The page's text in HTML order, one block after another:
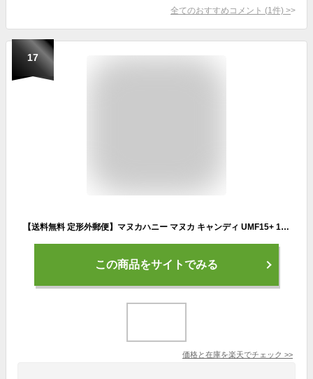
全てのおすすめコメント (1 件) >
17
【送料無料 定形外郵便】マヌカハニー マヌカ キャンディ UMF15+ 100% 成分 ニュージーランド NZ 自然食 Manuka honey のど飴 マヌカ のどあめ 飴 あめ ロップ 固形はちみつ ニュージーランド産 ハニージャパン 蜂蜜 UMF UMF15 UMF15+ スーパーフード キャンデー
この商品をサイトでみる
価格と在庫を楽天でチェック >>